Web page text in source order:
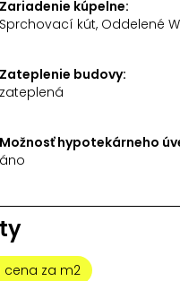
Zariadenie kúpelne:
Sprchovací kút, Oddelené
Zateplenie budovy:
zateplená
Možnosť hypotekárneho
áno
cena za m2